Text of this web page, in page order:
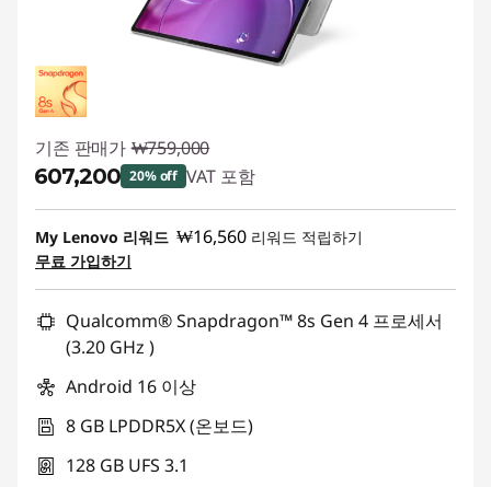
기존 판매가 ₩759,000
₩607,200 20% off VAT 포함
즉시 할인: :-₩151,800
My Lenovo 리워드 ₩16,560 리워드 적립하기
무료 가입하기
Qualcomm® Snapdragon™ 8s Gen 4 프로세서
(3.20 GHz )
Android 16 이상
8 GB LPDDR5X (온보드)
128 GB UFS 3.1